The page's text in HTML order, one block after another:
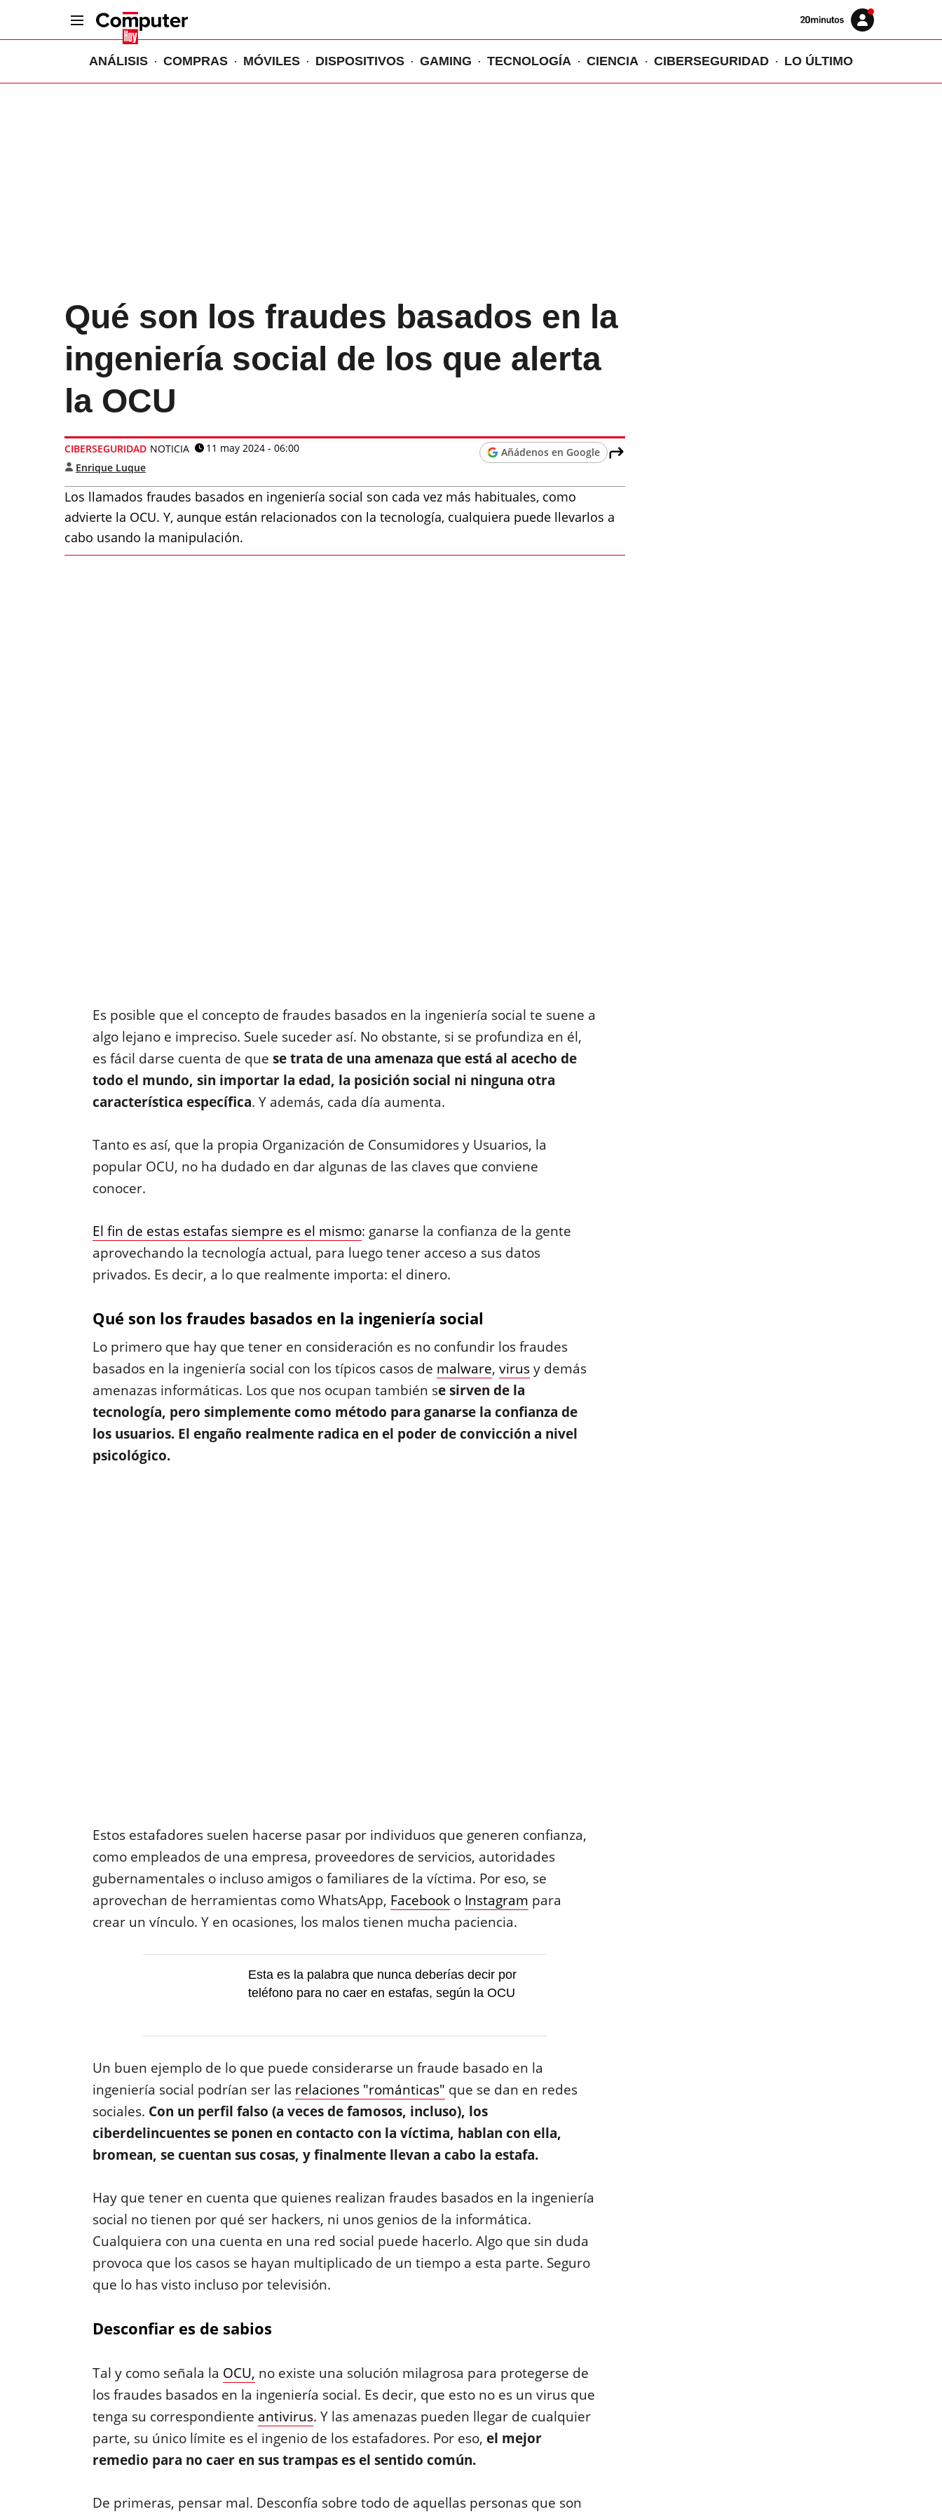
Volver
Iniciar
sesión
ANÁLISIS COMPRAS MÓVILES DISPOSITIVOS GAMING TECNOLOGÍA CIENCIA CIBERSEGURIDAD LO ÚLTIMO
Qué son los fraudes basados en la
ingeniería social de los que alerta
la OCU
CIBERSEGURIDAD NOTICIA
11 may 2024 - 06:00
Enrique Luque
Añádenos en Google
Los llamados fraudes basados en ingeniería social son cada vez más habituales, como
advierte la OCU. Y, aunque están relacionados con la tecnología, cualquiera puede llevarlos a
cabo usando la manipulación.
Es posible que el concepto de fraudes basados en la ingeniería social te suene a
algo lejano e impreciso. Suele suceder así. No obstante, si se profundiza en él,
es fácil darse cuenta de que se trata de una amenaza que está al acecho de
todo el mundo, sin importar la edad, la posición social ni ninguna otra
característica específica. Y además, cada día aumenta.
Tanto es así, que la propia Organización de Consumidores y Usuarios, la
popular OCU, no ha dudado en dar algunas de las claves que conviene
conocer.
El fin de estas estafas siempre es el mismo: ganarse la confianza de la gente
aprovechando la tecnología actual, para luego tener acceso a sus datos
privados. Es decir, a lo que realmente importa: el dinero.
Qué son los fraudes basados en la ingeniería social
Lo primero que hay que tener en consideración es no confundir los fraudes
basados en la ingeniería social con los típicos casos de malware, virusy demás
amenazas informáticas. Los que nos ocupan también se sirven de la
tecnología, pero simplemente como método para ganarse la confianza de
los usuarios. El engaño realmente radica en el poder de convicción a nivel
psicológico.
Estos estafadores suelen hacerse pasar por individuos que generen confianza,
como empleados de una empresa, proveedores de servicios, autoridades
gubernamentales o incluso amigos o familiares de la víctima. Por eso, se
aprovechan de herramientas como WhatsApp, Facebooko Instagram para
crear un vínculo. Y en ocasiones, los malos tienen mucha paciencia.
Esta es la palabra que nunca deberías decir por
teléfono para no caer en estafas, según la OCU
Un buen ejemplo de lo que puede considerarse un fraude basado en la
ingeniería social podrían ser las relaciones "románticas" que se dan en redes
sociales. Con un perfil falso (a veces de famosos, incluso), los
ciberdelincuentes se ponen en contacto con la víctima, hablan con ella,
bromean, se cuentan sus cosas, y finalmente llevan a cabo la estafa.
Hay que tener en cuenta que quienes realizan fraudes basados en la ingeniería
social no tienen por qué ser hackers, ni unos genios de la informática.
Cualquiera con una cuenta en una red social puede hacerlo. Algo que sin duda
provoca que los casos se hayan multiplicado de un tiempo a esta parte. Seguro
que lo has visto incluso por televisión.
Desconfiar es de sabios
Tal y como señala la OCU, no existe una solución milagrosa para protegerse de
los fraudes basados en la ingeniería social. Es decir, que esto no es un virus que
tenga su correspondiente antivirus. Y las amenazas pueden llegar de cualquier
parte, su único límite es el ingenio de los estafadores. Por eso, el mejor
remedio para no caer en sus trampas es el sentido común.
De primeras, pensar mal. Desconfía sobre todo de aquellas personas que son